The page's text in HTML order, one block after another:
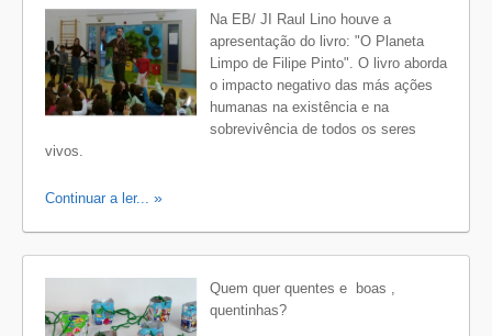
Na EB/ JI Raul Lino houve a
apresentação do livro: "O Planeta
Limpo de Filipe Pinto". O livro aborda
o impacto negativo das más ações
humanas na existência e na
sobrevivência de todos os seres
vivos.
Continuar a ler...
Quem quer quentes e boas ,
quentinhas?